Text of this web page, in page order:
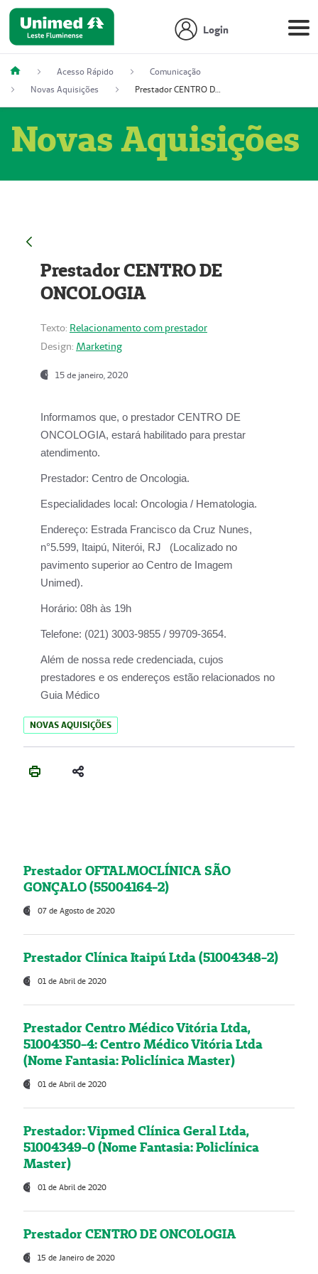
Login
Acesso Rápido
Comunicação
Novas Aquisições
Prestador CENTRO DE ONCOLOGIA
Novas Aquisições
Prestador CENTRO DE
ONCOLOGIA
Texto: Relacionamento com prestador
Design: Marketing
15 de janeiro, 2020
Informamos que, o prestador CENTRO DE
ONCOLOGIA, estará habilitado para prestar
atendimento.
Prestador: Centro de Oncologia.
Especialidades local: Oncologia / Hematologia.
Endereço: Estrada Francisco da Cruz Nunes,
n°5.599, Itaipú, Niterói, RJ (Localizado no
pavimento superior ao Centro de Imagem
Unimed).
Horário: 08h às 19h
Telefone: (021) 3003-9855 / 99709-3654.
Além de nossa rede credenciada, cujos
prestadores e os endereços estão relacionados no
Guia Médico
NOVAS AQUISIÇÕES
Prestador OFTALMOCLÍNICA SÃO
GONÇALO (55004164-2)
07 de Agosto de 2020
Prestador Clínica Itaipú Ltda (51004348-2)
01 de Abril de 2020
Prestador Centro Médico Vitória Ltda,
51004350-4: Centro Médico Vitória Ltda
(Nome Fantasia: Policlínica Master)
01 de Abril de 2020
Prestador: Vipmed Clínica Geral Ltda,
51004349-0 (Nome Fantasia: Policlínica
Master)
01 de Abril de 2020
Prestador CENTRO DE ONCOLOGIA
15 de Janeiro de 2020